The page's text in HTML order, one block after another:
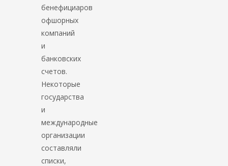
бенефициаров
офшорных
компаний
и
банковских
счетов.
Некоторые
государства
и
международные
организации
составляли
списки,